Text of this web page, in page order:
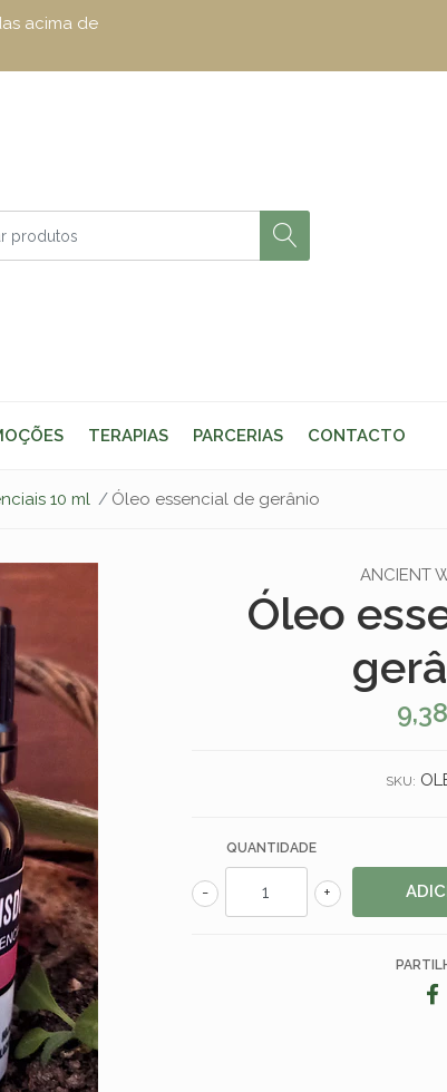
acima de
TERAPIAS PARCERIAS CONTACTO
10 ml Óleo essencial de gerânio
ANCIENT
Óleo
SKU:
QUANTIDADE
+
-